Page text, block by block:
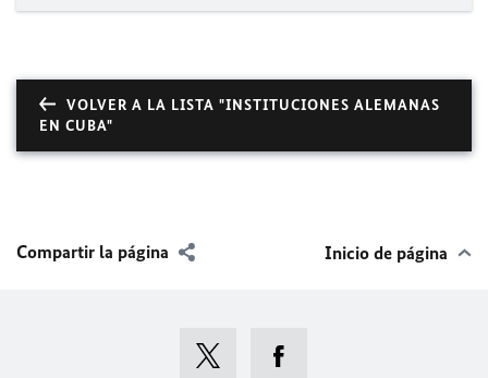
VOLVER A LA LISTA "INSTITUCIONES ALEMANAS
EN CUBA"
Compartir la página Inicio de página